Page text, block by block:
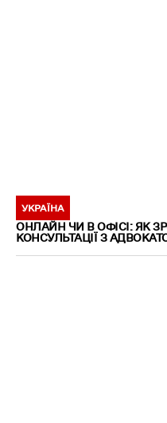
УКРАЇНА
ОНЛАЙН ЧИ В ОФІСІ: ЯК
КОНСУЛЬТАЦІЇ З